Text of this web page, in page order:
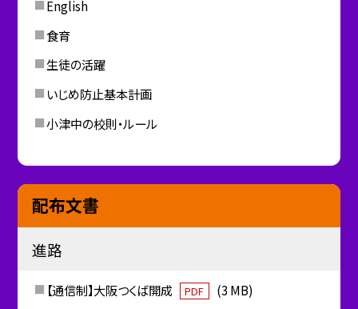
English
食育
生徒の活躍
いじめ防止基本計画
小津中の校則・ルール
配布文書
進路
【通信制】大阪つくば開成 PDF
(3 MB)